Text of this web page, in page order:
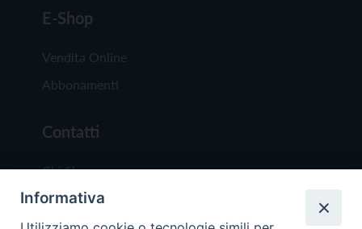
E-Shop
Vendita Online
Abbonamenti
Contatti
Chi Siamo
Redazione
Scrivici
Informativa